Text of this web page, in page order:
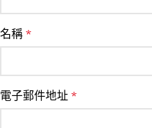
名稱 *
電子郵件地址 *